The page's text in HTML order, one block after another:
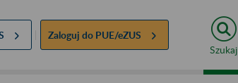
Zaloguj do PUE/eZUS
Szukaj